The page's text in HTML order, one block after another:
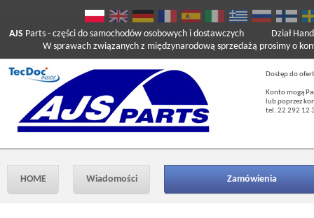
AJS Parts - części do samochodów osobowych i dostawczych
W sprawach związanych z międzynarodową sprzedażą prosimy o
Dział
Dostęp do
Konto mogą
lub poprzez
tel. 22 292 12
HOME Wiadomości Zamówienia